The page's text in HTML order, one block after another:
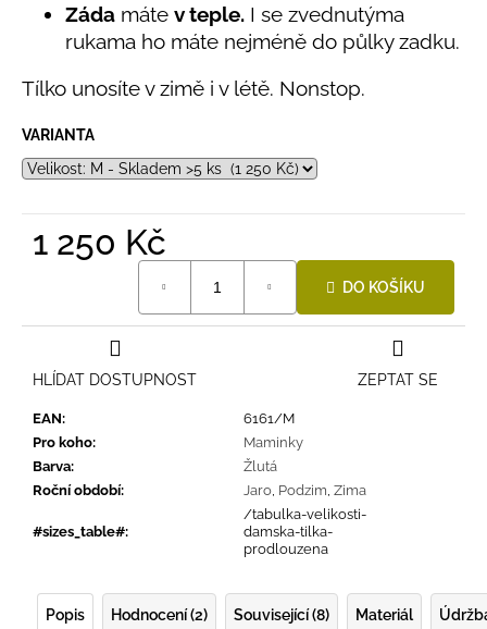
Záda máte v teple. I se zvednutýma
rukama ho máte nejméně do půlky zadku.
Tílko unosíte v zimě i v létě. Nonstop.
VARIANTA
1 250 Kč
DO KOŠÍKU
EAN:
6161/M
Pro koho:
Maminky
Barva:
Žlutá
Roční období: Jaro, Podzim, Zima
#sizes_table#:
/tabulka-velikosti-
damska-tilka-
prodlouzena
ZEPTAT SE
HLÍDAT DOSTUPNOST
Popis Hodnocení (2) Související (8) Materiál
LETNÍ
30
MODRÁ
395
Kč